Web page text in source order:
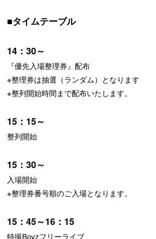
■タイムテーブル
14：30～
『優先入場整理券』配布
※整理券は抽選（ランダム）となります
※整列開始時間まで配布いたします。
15：15～
整列開始
15：30～
入場開始
※整理券番号順のご入場となります。
15：45～16：15
特撮Boyzフリーライブ